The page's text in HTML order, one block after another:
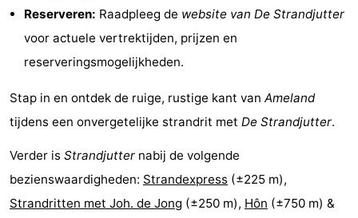
Terschelling
Vlieland
-
Contact
Reserveren: Raadpleeg de website van De Strandjutter
voor actuele vertrektijden, prijzen en
reserveringsmogelijkheden.
Stap in en ontdek de ruige, rustige kant van Ameland
tijdens een onvergetelijke strandrit met De Strandjutter.
Verder is Strandjutter nabij de volgende
bezienswaardigheden: Strandexpress (±225 m),
Strandritten met Joh. de Jong (±250 m), Hôn (±750 m) &